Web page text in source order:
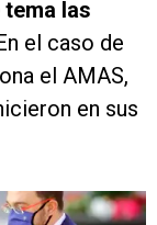
tema las
el caso de
el AMAS,
en sus